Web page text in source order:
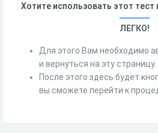
Хотите использовать этот тест
ЛЕГКО!
Для этого Вам необходимо
и вернуться на эту страницу.
После этого здесь будет
вы сможете перейти к